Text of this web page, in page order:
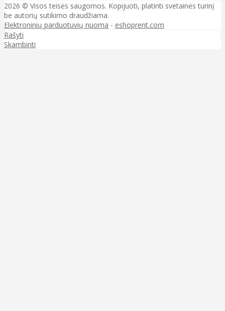
2026 © Visos teisės saugomos. Kopijuoti, platinti svetainės turinį
be autorių sutikimo draudžiama.
Elektroninių parduotuvių nuoma - eshoprent.com
Rašyti
Skambinti